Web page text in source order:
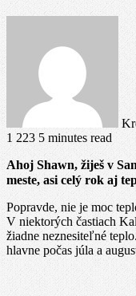
1 223 5 minutes read
Ahoj Shawn, žiješ v
meste, asi celý rok aj
Popravde, nie je moc
V niektorých častiach
žiadne neznesiteľné
hlavne počas júla a